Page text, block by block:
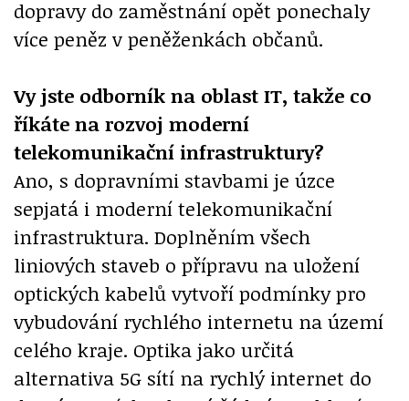
dopravy do zaměstnání opět ponechaly
více peněz v peněženkách občanů.
Vy jste odborník na oblast IT, takže co
říkáte na rozvoj moderní
telekomunikační infrastruktury?
Ano, s dopravními stavbami je úzce
sepjatá i moderní telekomunikační
infrastruktura. Doplněním všech
liniových staveb o přípravu na uložení
optických kabelů vytvoří podmínky pro
vybudování rychlého internetu na území
celého kraje. Optika jako určitá
alternativa 5G sítí na rychlý internet do